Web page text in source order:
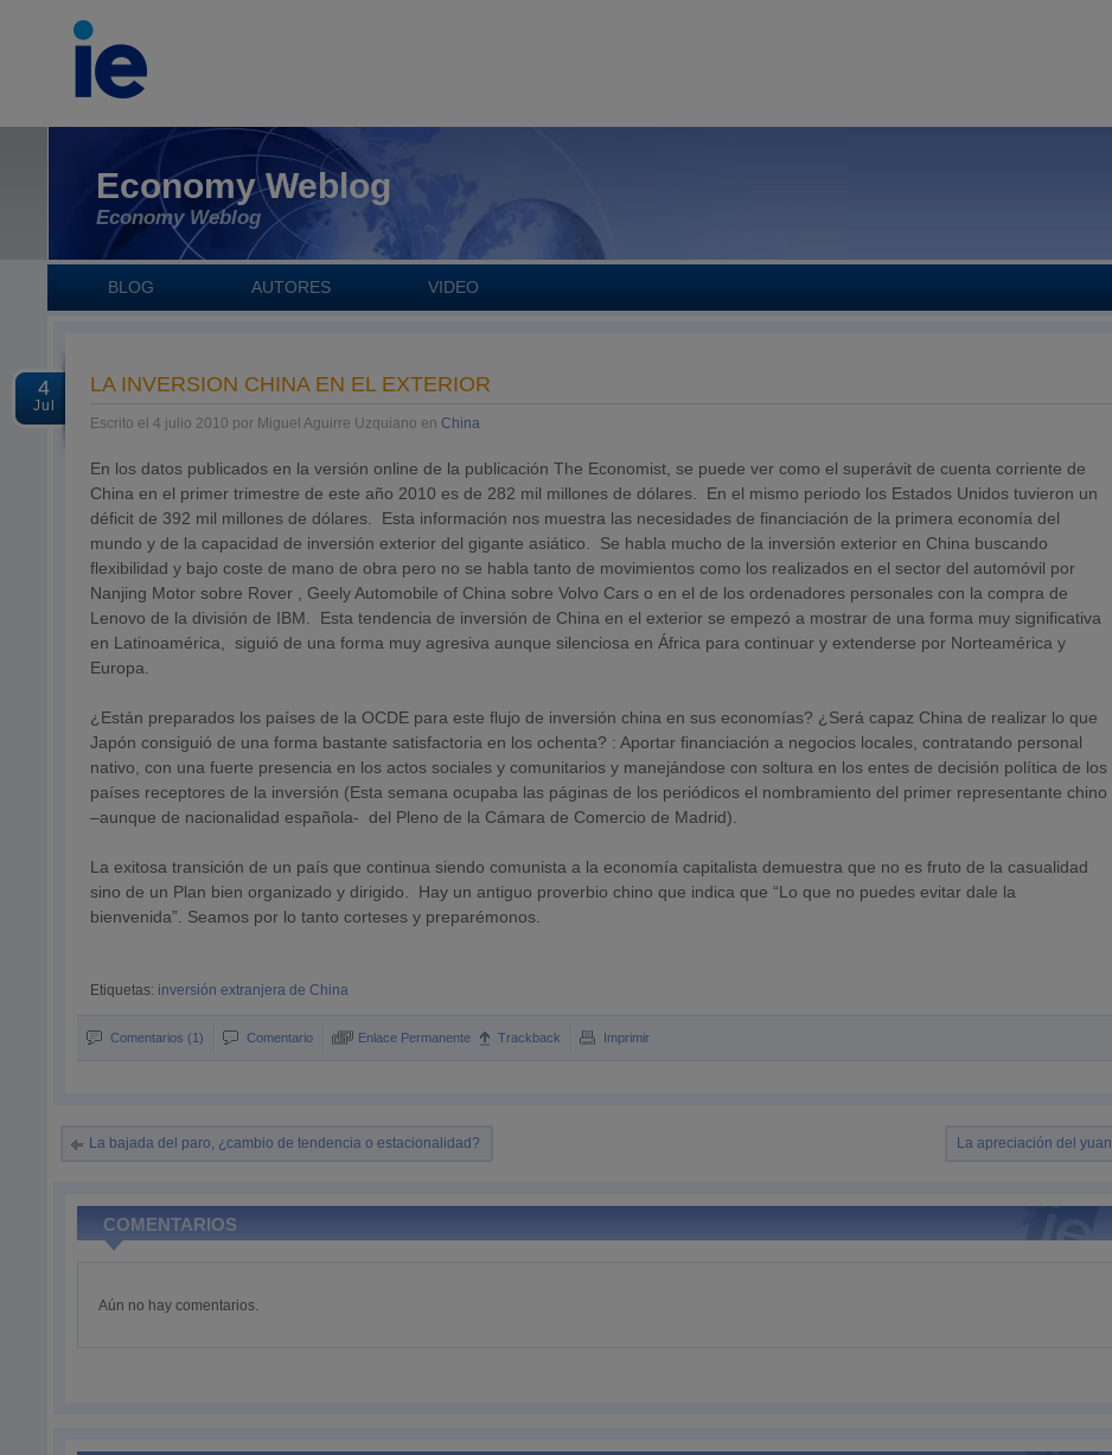
Economy Weblog
Economy Weblog
BLOG AUTORES VIDEO
4
Jul
LA INVERSION CHINA EN EL EXTERIOR
Escrito el 4 julio 2010 por Miguel Aguirre Uzquiano enChina
En los datos publicados en la versión online de la publicación The Economist, se puede ver como el superávit de cuenta corriente de
China en el primer trimestre de este año 2010 es de 282 mil millones de dólares. En el mismo periodo los Estados Unidos tuvieron un
déficit de 392 mil millones de dólares. Esta información nos muestra las necesidades de financiación de la primera economía del
mundo y de la capacidad de inversión exterior del gigante asiático. Se habla mucho de la inversión exterior en China buscando
flexibilidad y bajo coste de mano de obra pero no se habla tanto de movimientos como los realizados en el sector del automóvil por
Nanjing Motor sobre Rover , Geely Automobile of China sobre Volvo Cars o en el de los ordenadores personales con la compra de
Lenovo de la división de IBM. Esta tendencia de inversión de China en el exterior se empezó a mostrar de una forma muy significativa
en Latinoamérica, siguió de una forma muy agresiva aunque silenciosa en África para continuar y extenderse por Norteamérica y
Europa.
¿Están preparados los países de la OCDE para este flujo de inversión china en sus economías? ¿Será capaz China de realizar lo que
Japón consiguió de una forma bastante satisfactoria en los ochenta? : Aportar financiación a negocios locales, contratando personal
nativo, con una fuerte presencia en los actos sociales y comunitarios y manejándose con soltura en los entes de decisión política de los
países receptores de la inversión (Esta semana ocupaba las páginas de los periódicos el nombramiento del primer representante chino
–aunque de nacionalidad española- del Pleno de la Cámara de Comercio de Madrid).
La exitosa transición de un país que continua siendo comunista a la economía capitalista demuestra que no es fruto de la casualidad
sino de un Plan bien organizado y dirigido. Hay un antiguo proverbio chino que indica que “Lo que no puedes evitar dale la
bienvenida”. Seamos por lo tanto corteses y preparémonos.
Etiquetas: inversión extranjera de China
Comentarios (1) Comentario Enlace Permanente Trackback Imprimir
La bajada del paro, ¿cambio de tendencia o estacionalidad? La apreciación del yuan
COMENTARIOS
Aún no hay comentarios.